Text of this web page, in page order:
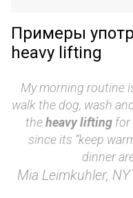
Примеры
heavy lifting
My morning routine
walk the dog, wash
theheavy liftingfor
since its “keep
dinner
Mia Leimkuhler,